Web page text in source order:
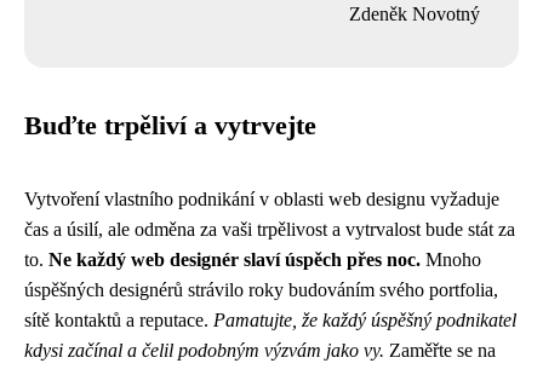
Zdeněk Novotný
Buďte trpěliví a vytrvejte
Vytvoření vlastního podnikání v oblasti web designu vyžaduje
čas a úsilí, ale odměna za vaši trpělivost a vytrvalost bude stát za
to. Ne každý web designér slaví úspěch přes noc. Mnoho
úspěšných designérů strávilo roky budováním svého portfolia,
sítě kontaktů a reputace. Pamatujte, že každý úspěšný podnikatel
kdysi začínal a čelil podobným výzvám jako vy. Zaměřte se na